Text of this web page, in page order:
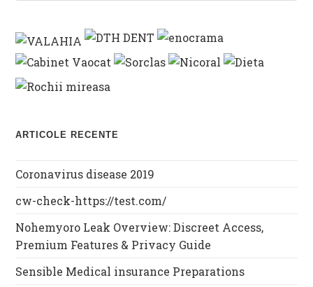
ARTICOLE RECENTE
Coronavirus disease 2019
cw-check-https://test.com/
Nohemyoro Leak Overview: Discreet Access,
Premium Features & Privacy Guide
Sensible Medical insurance Preparations